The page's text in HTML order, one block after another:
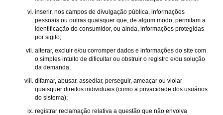
inserir, nos campos de divulgação pública, informações
pessoais ou outras quaisquer que, de algum modo, permitam a
identificação do consumidor, ou ainda, informações protegidas
por sigilo;
alterar, excluir e/ou corromper dados e informações do site com
o simples intuito de dificultar ou obstruir o registro e/ou solução
da demanda;
difamar, abusar, assediar, perseguir, ameaçar ou violar
quaisquer direitos individuais (como a privacidade dos usuários
do sistema);
registrar reclamação relativa a questão que não envolva